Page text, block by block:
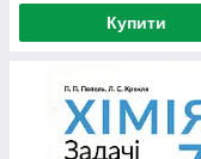
Купити